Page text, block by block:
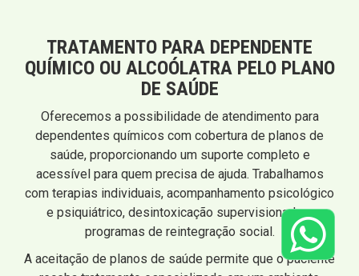
TRATAMENTO PARA DEPENDENTE
QUÍMICO OU ALCOÓLATRA PELO PLANO
DE SAÚDE
Oferecemos a possibilidade de atendimento para
dependentes químicos com cobertura de planos de
saúde, proporcionando um suporte completo e
acessível para quem precisa de ajuda. Trabalhamos
com terapias individuais, acompanhamento psicológico
e psiquiátrico, desintoxicação supervisionada e
programas de reintegração social.
A aceitação de planos de saúde permite que o paciente